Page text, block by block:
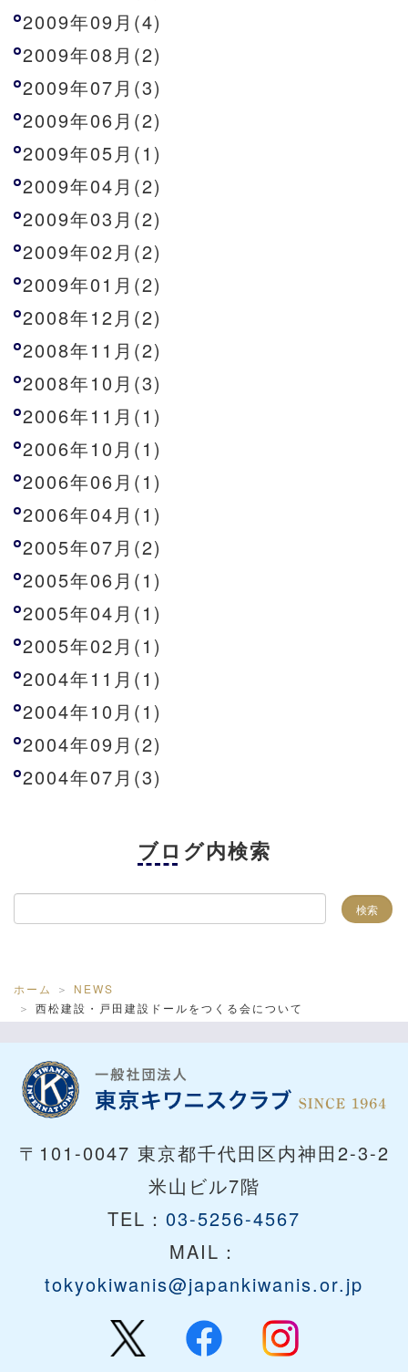
2009年09月(4)
2009年08月(2)
2009年07月(3)
2009年06月(2)
2009年05月(1)
2009年04月(2)
2009年03月(2)
2009年02月(2)
2009年01月(2)
2008年12月(2)
2008年11月(2)
2008年10月(3)
2006年11月(1)
2006年10月(1)
2006年06月(1)
2006年04月(1)
2005年07月(2)
2005年06月(1)
2005年04月(1)
2005年02月(1)
2004年11月(1)
2004年10月(1)
2004年09月(2)
2004年07月(3)
ブログ内検索
ホーム
NEWS
西松建設・戸田建設ドールをつくる会について
〒101-0047 東京都千代田区内神田2-3-2
米山ビル7階
TEL： 03-5256-4567
MAIL：
tokyokiwanis@japankiwanis.or.jp